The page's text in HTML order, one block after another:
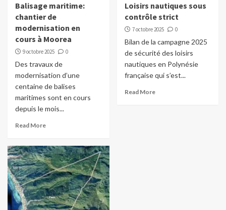
Balisage maritime:
chantier de
modernisation en
cours à Moorea
9 octobre 2025 0
Des travaux de
modernisation d’une
centaine de balises
maritimes sont en cours
depuis le mois...
Read More
Loisirs nautiques sous
contrôle strict
7 octobre 2025 0
Bilan de la campagne 2025
de sécurité des loisirs
nautiques en Polynésie
française qui s’est...
Read More